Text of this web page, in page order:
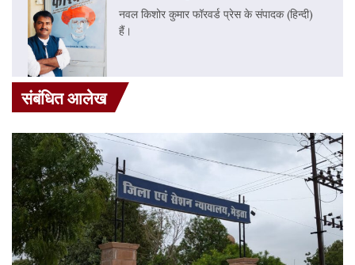
नवल किशोर कुमार फॉरवर्ड प्रेस के संपादक (हिन्दी)
हैं।
संबंधित आलेख